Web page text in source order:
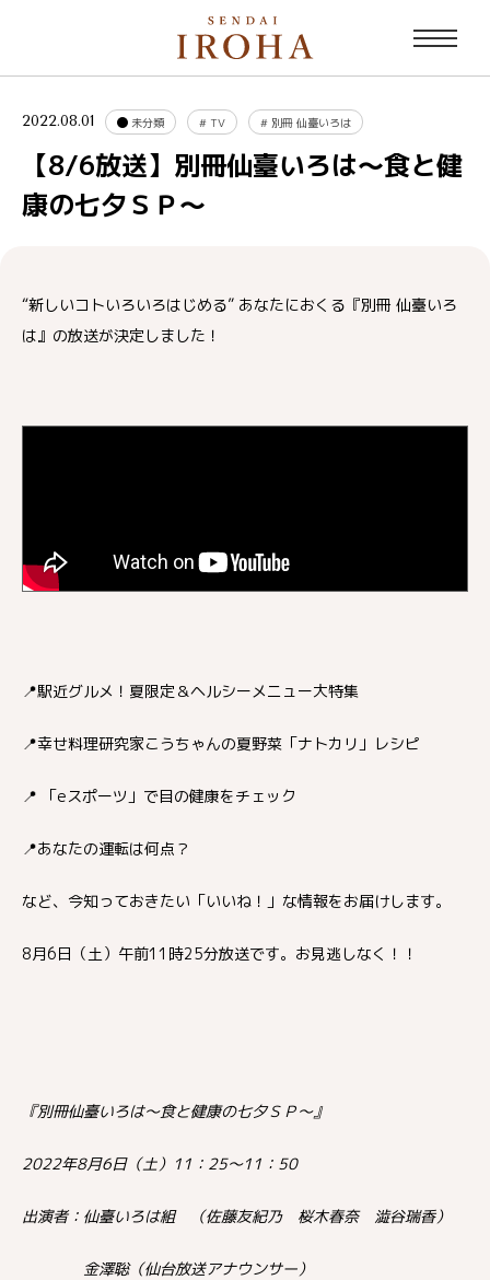
2022.08.01 未分類 # TV # 別冊 仙臺いろは
【8/6放送】別冊仙臺いろは～食と健
康の七夕ＳＰ～
“新しいコトいろいろはじめる” あなたにおくる『別冊 仙臺いろ
は』の放送が決定しました！
📍駅近グルメ！夏限定＆ヘルシーメニュー大特集
📍幸せ料理研究家こうちゃんの夏野菜「ナトカリ」レシピ
📍 「eスポーツ」で目の健康をチェック
📍あなたの運転は何点？
など、今知っておきたい「いいね！」な情報をお届けします。
8月6日（土）午前11時25分放送です。お見逃しなく！！
『別冊仙臺いろは～食と健康の七夕ＳＰ～』
2022年8月6日（土）11：25～11：50
出演者：仙臺いろは組 （佐藤友紀乃 桜木春奈 澁谷瑞香）
金澤聡（仙台放送アナウンサー）